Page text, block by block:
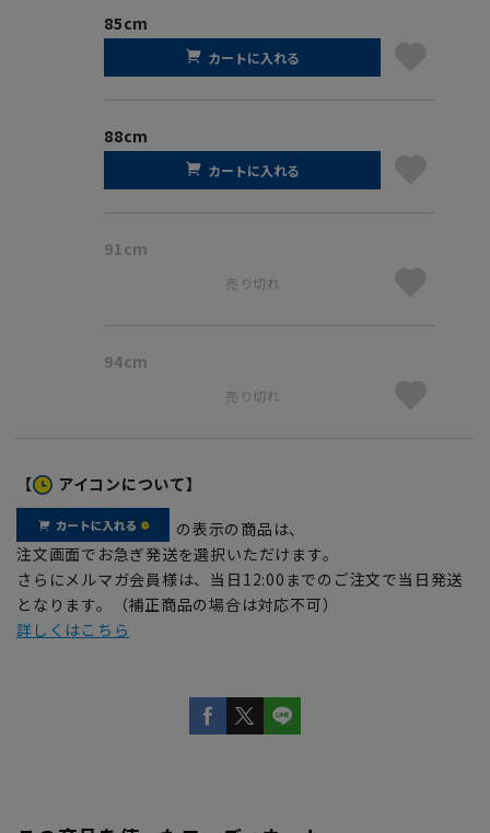
85cm
カートに入れる
88cm
カートに入れる
91cm
売り切れ
94cm
売り切れ
【 アイコンについて】
の表示の商品は、
注文画面でお急ぎ発送を選択いただけます。
さらにメルマガ会員様は、当日12:00までのご注文で当日発送
となります。（補正商品の場合は対応不可）
詳しくはこちら